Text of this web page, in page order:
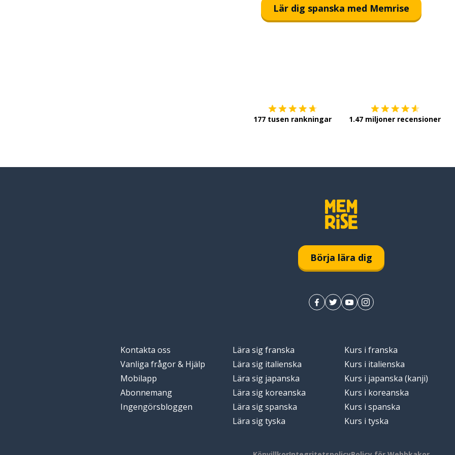
Lär dig spanska med Memrise
177 tusen rankningar 1.47 miljoner recensioner
Börja lära dig
Kontakta oss
Vanliga frågor & Hjälp
Mobilapp
Abonnemang
Ingengörsbloggen
Lära sig franska
Lära sig italienska
Lära sig japanska
Lära sig koreanska
Lära sig spanska
Lära sig tyska
Kurs i franska
Kurs i italienska
Kurs i japanska (kanji)
Kurs i koreanska
Kurs i spanska
Kurs i tyska